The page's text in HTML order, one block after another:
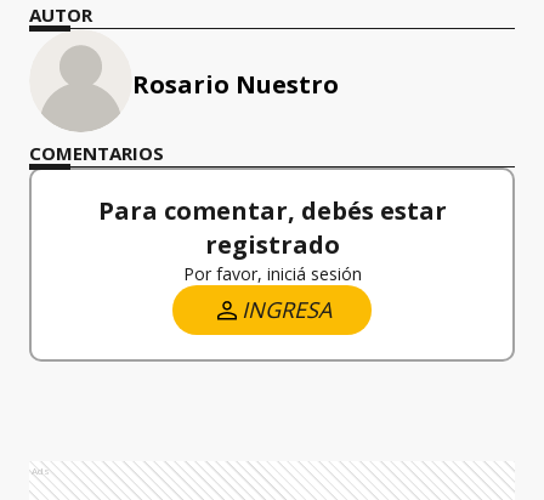
AUTOR
Rosario Nuestro
COMENTARIOS
Para comentar, debés estar
registrado
Por favor, iniciá sesión
INGRESA
Ads